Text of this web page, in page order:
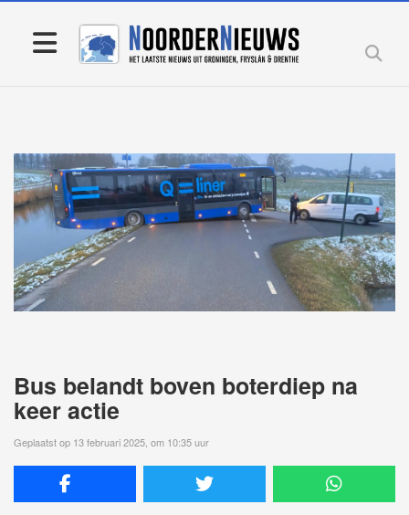
Bus belandt boven boterdiep na
keer actie
Geplaatst op 13 februari 2025, om 10:35 uur